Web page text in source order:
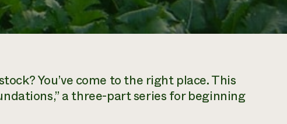
You’ve come to the right place. This
a three-part series for beginning